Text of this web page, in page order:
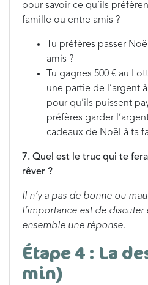
pour savoir ce qu’ils
famille ou entre amis ?
Tu préfères passer
amis ?
Tu gagnes 500 € au
une partie de l’argent
pour qu’ils puissent
préfères garder
cadeaux de Noël à ta
7. Quel est le truc qui te
rêver ?
Il n’y a pas de bonne ou
l’importance est de
ensemble une réponse.
Étape 4 : La
min)